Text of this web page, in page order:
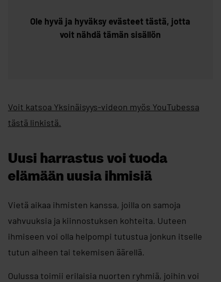
Ole hyvä ja hyväksy evästeet tästä, jotta
voit nähdä tämän sisällön
Voit katsoa Yksinäisyys-videon myös YouTubessa
tästä linkistä.
Uusi harrastus voi tuoda
elämään uusia ihmisiä
Vietä aikaa ihmisten kanssa, joilla on samoja
vahvuuksia ja kiinnostuksen kohteita. Uuteen
ihmiseen voi olla helpompi tutustua jonkun itselle
tutun aiheen tai tekemisen äärellä.
Oulussa toimii erilaisia nuorten ryhmiä, joihin voi